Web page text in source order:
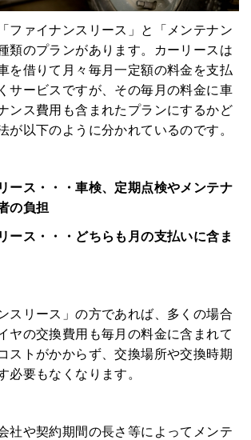
ファイナンスリース」と「メンテナン
類のプランがあります。カーリースは
を借りて月々毎月一定額の料金を支払
サービスですが、その毎月の料金に車
ンス費用も含まれたプランにするかど
が以下のように分かれているのです。
ース・・・車検、定期点検やメンテナ
の負担
ース・・・どちらも月の支払いに含ま
スリース」の方であれば、多くの場合
ヤの交換費用も毎月の料金に含まれて
ストがかからず、交換場所や交換時期
必要もなくなります。
社や契約期間の長さ等によってメンテ